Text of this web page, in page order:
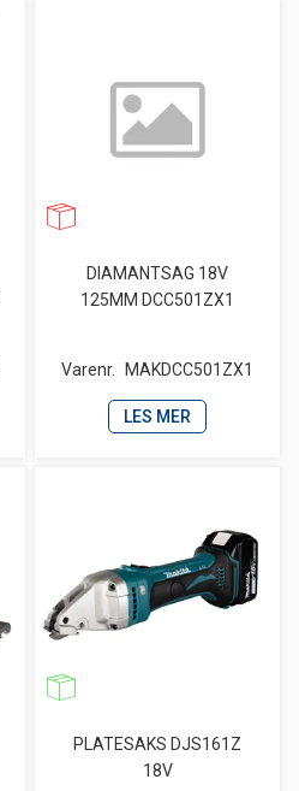
DIAMANTSAG 18V
125MM DCC501ZX1
Varenr. MAKDCC501ZX1
LES MER
PLATESAKS DJS161Z
18V